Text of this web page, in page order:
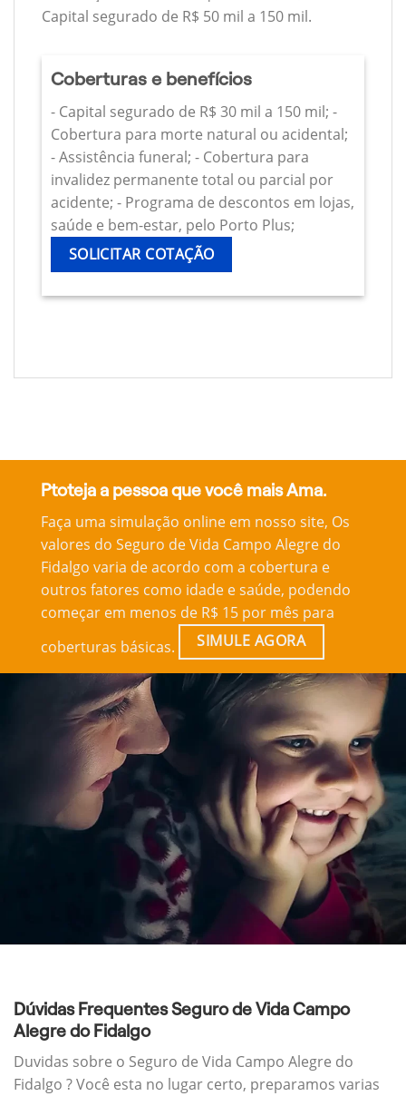
Capital segurado de R$ 50 mil a 150 mil.
Coberturas e benefícios
- Capital segurado de R$ 30 mil a 150 mil; -
Cobertura para morte natural ou acidental;
- Assistência funeral; - Cobertura para
invalidez permanente total ou parcial por
acidente; - Programa de descontos em lojas,
saúde e bem-estar, pelo Porto Plus;
SOLICITAR COTAÇÃO
Ptoteja a pessoa que você mais Ama.
Faça uma simulação online em nosso site, Os
valores do Seguro de Vida Campo Alegre do
Fidalgo varia de acordo com a cobertura e
outros fatores como idade e saúde, podendo
começar em menos de R$ 15 por mês para
coberturas básicas.
SIMULE AGORA
Dúvidas Frequentes Seguro de Vida Campo
Alegre do Fidalgo
Duvidas sobre o Seguro de Vida Campo Alegre do
Fidalgo ? Você esta no lugar certo, preparamos varias